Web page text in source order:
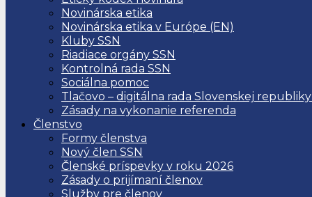
Novinárska etika
Novinárska etika v Európe (EN)
Kluby SSN
Riadiace orgány SSN
Kontrolná rada SSN
Sociálna pomoc
Tlačovo – digitálna rada Slovenskej republiky
Zásady na vykonanie referenda
Členstvo
Formy členstva
Nový člen SSN
Členské príspevky v roku 2026
Zásady o prijímaní členov
Služby pre členov